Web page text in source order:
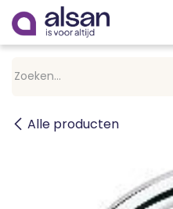
Overslaan naar inhoud
Alle producten